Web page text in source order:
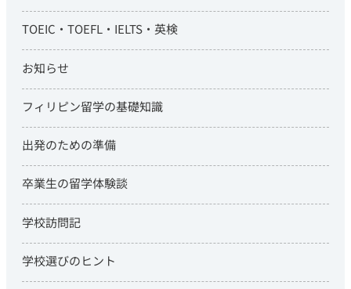
TOEIC・TOEFL・IELTS・英検
お知らせ
フィリピン留学の基礎知識
出発のための準備
卒業生の留学体験談
学校訪問記
学校選びのヒント